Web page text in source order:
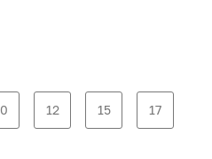
12 15 17